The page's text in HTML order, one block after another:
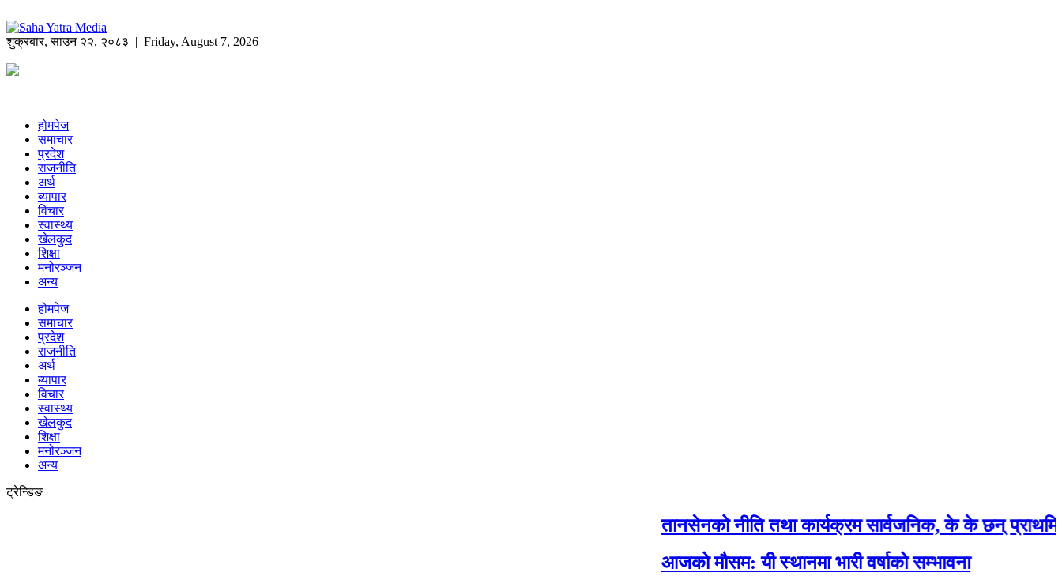
शुक्रबार,साउन २२, २०८३ | Friday, August 7, 2026
होमपेज
समाचार
प्रदेश
राजनीति
अर्थ
ब्यापार
विचार
स्वास्थ्य
खेलकुद
शिक्षा
मनोरञ्जन
अन्य
होमपेज
समाचार
प्रदेश
राजनीति
अर्थ
ब्यापार
विचार
स्वास्थ्य
खेलकुद
शिक्षा
मनोरञ्जन
अन्य
ट्रेन्डिङ
तानसेनको नीति तथा कार्यक्रम सार्वजनिक, के के छन् प्राथमिकतामा ?
आजको मौसम: यी स्थानमा भारी वर्षाको सम्भावना